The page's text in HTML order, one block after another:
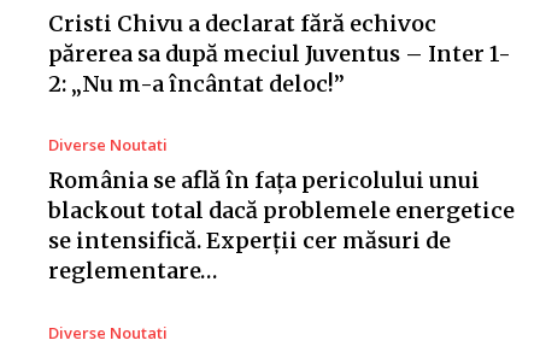
Cristi Chivu a declarat fără echivoc
părerea sa după meciul Juventus – Inter 1-
2: „Nu m-a încântat deloc!”
Diverse Noutati
România se află în fața pericolului unui
blackout total dacă problemele energetice
se intensifică. Experții cer măsuri de
reglementare…
Diverse Noutati